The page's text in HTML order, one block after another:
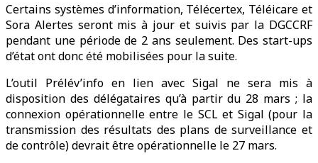
Certains systèmes d’information, Télécertex, Téléicare et
Sora Alertes seront mis à jour et suivis par la DGCCRF
pendant une période de 2 ans seulement. Des start-ups
d’état ont donc été mobilisées pour la suite.
L’outil Prélév’info en lien avec Sigal ne sera mis à
disposition des délégataires qu’à partir du 28 mars ; la
connexion opérationnelle entre le SCL et Sigal (pour la
transmission des résultats des plans de surveillance et
de contrôle) devrait être opérationnelle le 27 mars.